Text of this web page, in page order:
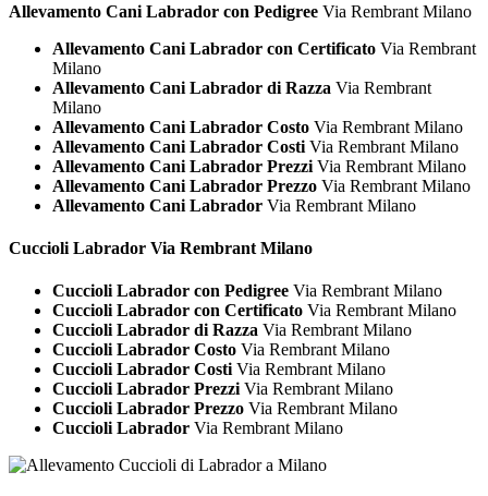
Allevamento Cani Labrador con Pedigree Via Rembrant Milano
Allevamento Cani Labrador con Certificato Via Rembrant
Milano
Allevamento Cani Labrador di Razza Via Rembrant
Milano
Allevamento Cani Labrador Costo Via Rembrant Milano
Allevamento Cani Labrador Costi Via Rembrant Milano
Allevamento Cani Labrador Prezzi Via Rembrant Milano
Allevamento Cani Labrador Prezzo Via Rembrant Milano
Allevamento Cani Labrador Via Rembrant Milano
Cuccioli Labrador Via Rembrant Milano
Cuccioli Labrador con Pedigree Via Rembrant Milano
Cuccioli Labrador con Certificato Via Rembrant Milano
Cuccioli Labrador di Razza Via Rembrant Milano
Cuccioli Labrador Costo Via Rembrant Milano
Cuccioli Labrador CostiVia Rembrant Milano
Cuccioli Labrador PrezziVia Rembrant Milano
Cuccioli Labrador Prezzo Via Rembrant Milano
Cuccioli Labrador Via Rembrant Milano